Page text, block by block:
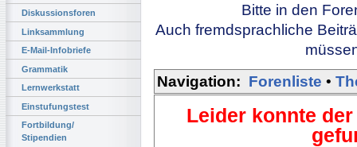
Diskussionsforen
Linksammlung
E-Mail-Infobriefe
Grammatik
Lernwerkstatt
Einstufungstest
Fortbildung/
Stipendien
Bitte in den
Auch fremdsprachliche
Navigation: Forenliste •
Leider konnte